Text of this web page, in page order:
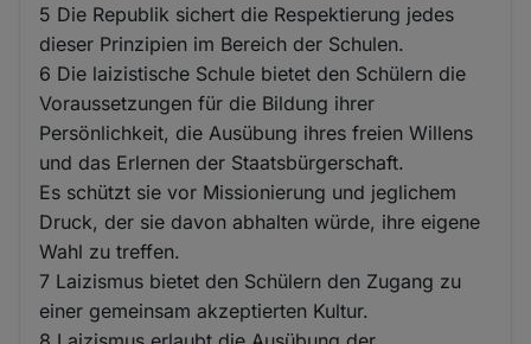
5 Die Republik sichert die Respektierung jedes
dieser Prinzipien im Bereich der Schulen.
6 Die laizistische Schule bietet den Schülern die
Voraussetzungen für die Bildung ihrer
Persönlichkeit, die Ausübung ihres freien Willens
und das Erlernen der Staatsbürgerschaft.
Es schützt sie vor Missionierung und jeglichem
Druck, der sie davon abhalten würde, ihre eigene
Wahl zu treffen.
7 Laizismus bietet den Schülern den Zugang zu
einer gemeinsam akzeptierten Kultur.